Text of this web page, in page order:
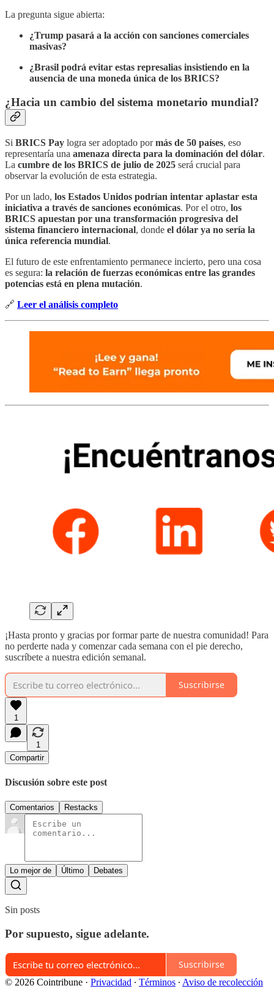
La pregunta sigue abierta:
¿Trump pasará a la acción con sanciones comerciales
masivas?
¿Brasil podrá evitar estas represalias insistiendo en la
ausencia de una moneda única de los BRICS?
¿Hacia un cambio del sistema monetario mundial?
Si BRICS Pay logra ser adoptado pormás de 50 países, eso
representaría una amenaza directa para la dominación del dólar.
La cumbre de los BRICS de julio de 2025 será crucial para
observar la evolución de esta estrategia.
Por un lado, los Estados Unidos podrían intentar aplastar esta
iniciativa a través de sanciones económicas. Por el otro, los
BRICS apuestan por una transformación progresiva del
sistema financiero internacional, donde el dólar ya no sería la
única referencia mundial.
El futuro de este enfrentamiento permanece incierto, pero una cosa
es segura: la relación de fuerzas económicas entre las grandes
potencias está en plena mutación.
🔗 Leer el análisis completo
¡Hasta pronto y gracias por formar parte de nuestra comunidad! Para
no perderte nada y comenzar cada semana con el pie derecho,
suscríbete a nuestra edición semanal.
Suscribirse
1
1
Compartir
Discusión sobre este post
Comentarios Restacks
Lo mejor de Último Debates
Sin posts
Por supuesto, sigue adelante.
Suscribirse
© 2026 Cointribune · Privacidad ∙ Términos ∙ Aviso de recolección